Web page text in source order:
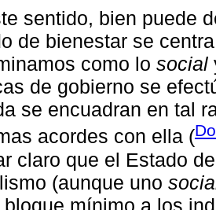
sentido, bien puede
de bienestar se
como lo social
de gobierno se
se encuadran en tal
acordes con ella (
claro que el Estado
(aunque uno
bloque mínimo a los